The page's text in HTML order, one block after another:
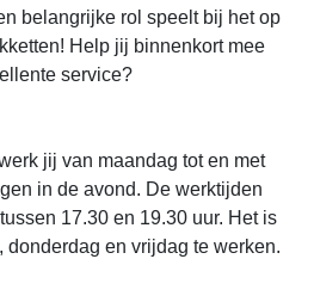
belangrijke rol speelt bij het op
Help jij binnenkort mee
service?
jij van maandag tot en met
in de avond. De werktijden
17.30 en 19.30 uur. Het is
donderdag en vrijdag te werken.